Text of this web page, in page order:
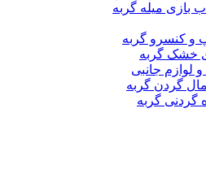
بازی میله گربه
و کنسرو گربه
خشک گربه
و لوازم جانبی
گردن گربه
گردنی گربه